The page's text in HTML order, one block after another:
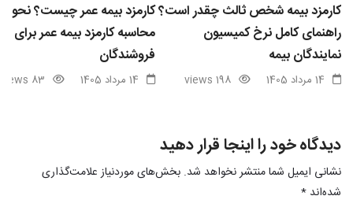
کارمزد بیمه شخص ثالث چقدر است؟
راهنمای کامل نرخ کمیسیون
نمایندگان بیمه
14 مرداد 1405 198 views
کارمزد بیمه عمر چیست؟ نحوه
محاسبه کارمزد بیمه عمر برای
فروشندگان
14 مرداد 1405 83 views
دیدگاه خود را اینجا قرار دهید
نشانی ایمیل شما منتشر نخواهد شد. بخش‌های موردنیاز علامت‌گذاری
شده‌اند *